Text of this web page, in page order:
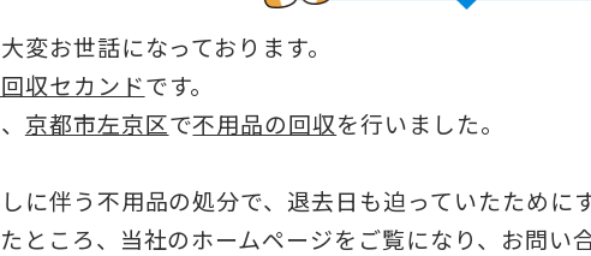
変お世話になっております。
収セカンドです。
京都市左京区で不用品の回収を行いました。
に伴う不用品の処分で、退去日も迫っていたために
ところ、当社のホームページをご覧になり、お問い